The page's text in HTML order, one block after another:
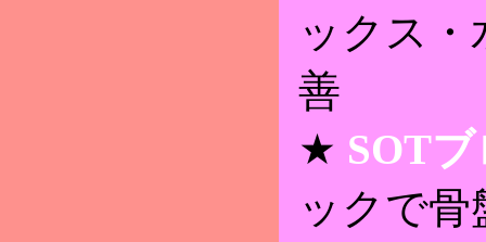
ックス
善
★ SOT
ックで